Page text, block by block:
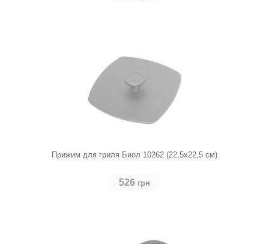
Прижим для гриля Биол 10262 (22,5х22,5 см)
526 грн